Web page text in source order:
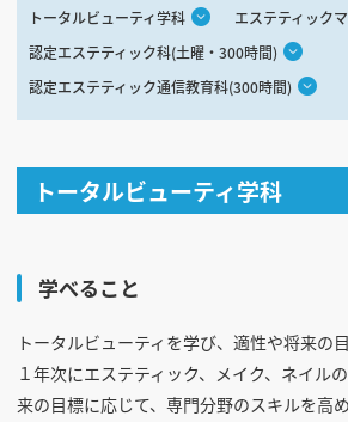
トータルビューティ学科
エステティック
認定エステティック科(土曜・300時間)
認定エステティック通信教育科(300時間)
トータルビューティ学科
学べること
トータルビューティを学び、適性や将来の
１年次にエステティック、メイク、ネイル
来の目標に応じて、専門分野のスキルを高